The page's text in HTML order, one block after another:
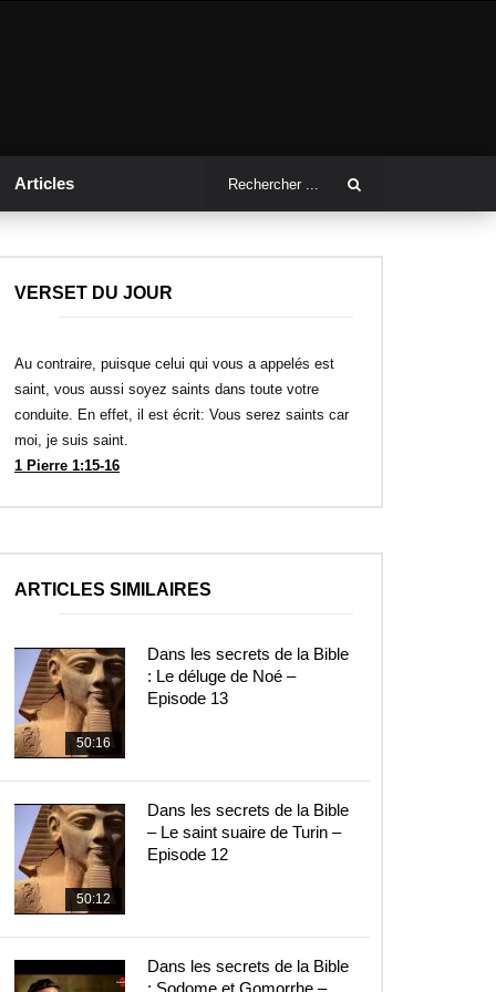
Articles
VERSET DU JOUR
Au contraire, puisque celui qui vous a appelés est
saint, vous aussi soyez saints dans toute votre
conduite. En effet, il est écrit: Vous serez saints car
moi, je suis saint.
1 Pierre 1:15-16
ARTICLES SIMILAIRES
50:16
Dans les secrets de la Bible
: Le déluge de Noé –
Episode 13
50:12
Dans les secrets de la Bible
– Le saint suaire de Turin –
Episode 12
Dans les secrets de la Bible
: Sodome et Gomorrhe –